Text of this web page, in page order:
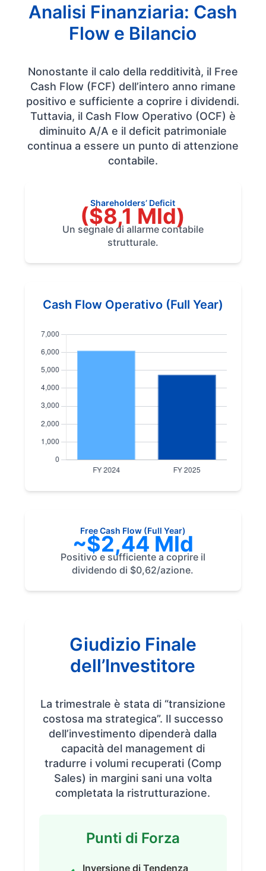
Analisi Finanziaria: Cash
Flow e Bilancio
Nonostante il calo della redditività, il Free
Cash Flow (FCF) dell’intero anno rimane
positivo e sufficiente a coprire i dividendi.
Tuttavia, il Cash Flow Operativo (OCF) è
diminuito A/A e il deficit patrimoniale
continua a essere un punto di attenzione
contabile.
Shareholders’ Deficit
($8,1 Mld)
Un segnale di allarme contabile
strutturale.
Cash Flow Operativo (Full Year)
Free Cash Flow (Full Year)
~$2,44 Mld
Positivo e sufficiente a coprire il
dividendo di $0,62/azione.
Giudizio Finale
dell’Investitore
La trimestrale è stata di “transizione
costosa ma strategica”. Il successo
dell’investimento dipenderà dalla
capacità del management di
tradurre i volumi recuperati (Comp
Sales) in margini sani una volta
completata la ristrutturazione.
Punti di Forza
Inversione di Tendenza